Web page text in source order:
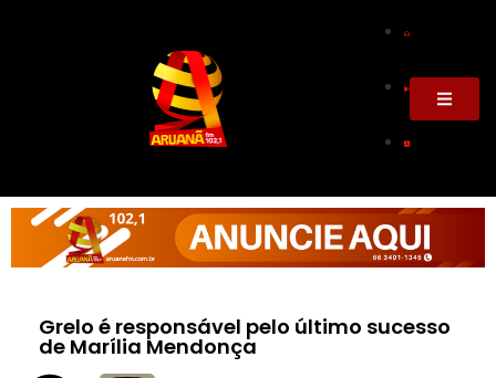
Grelo é responsável pelo último sucesso
de Marília Mendonça